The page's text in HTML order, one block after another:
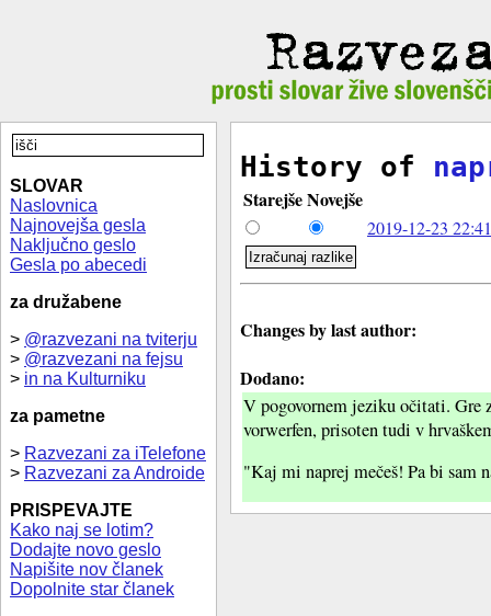
SLOVAR
Naslovnica
Najnovejša gesla
Naključno geslo
Gesla po abecedi
za družabene
> @razvezani na tviterju
> @razvezani na fejsu
> in na Kulturniku
za pametne
> Razvezani za iTelefone
> Razvezani za Androide
PRISPEVAJTE
Kako naj se lotim?
Dodajte novo geslo
Napišite nov članek
Dopolnite star članek
History of
StarejšeNovejše
2019-12-23
Changes by last author:
Dodano:
V pogovornem jeziku očitati. Gre
vorwerfen, prisoten tudi v
"Kaj mi naprej mečeš! Pa bi sam